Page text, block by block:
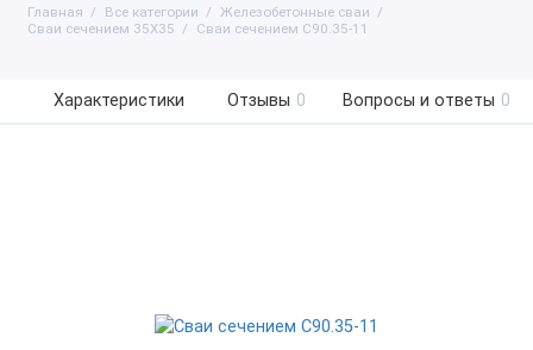
Главная Все категории
Железобетонные сваи
Сваи сечением 35Х35
Сваи сечением С90.35-11
Характеристики Отзывы 0 Вопросы и ответы 0